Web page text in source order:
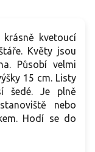
krásně kvetoucí
Květy jsou
Působí velmi
15 cm. Listy
šedé. Je plně
nebo
Hodí se do